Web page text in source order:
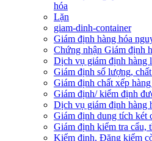
hóa
Lặn
giam-dinh-container
Giám định hàng hóa
Chứng nhận Giám định
Dịch vụ giám định hàng
Giám định số lượng,
Giám định chất xếp
Giám định/ kiểm định
Dịch vụ giám định hàng
Giám định dung tích két
Giám định kiểm tra cẩu,
Kiểm định, Đăng kiểm